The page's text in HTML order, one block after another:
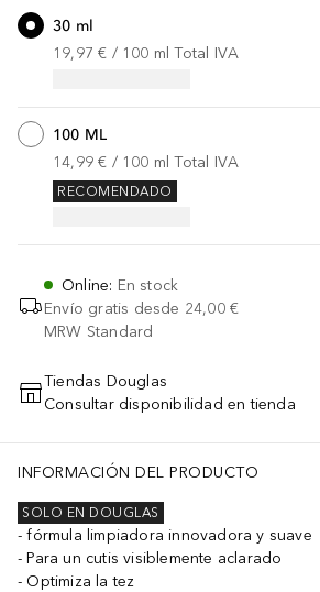
30 ml
19,97 € / 100 ml Total IVA
100 ML
14,99 € / 100 ml Total IVA
RECOMENDADO
Online: En stock
Envío gratis desde 24,00 €
MRW Standard
AÑADIR AL CARRITO
Tiendas Douglas
Consultar disponibilidad en tienda
INFORMACIÓN DEL PRODUCTO
SOLO EN DOUGLAS
fórmula limpiadora innovadora y suave
Para un cutis visiblemente aclarado
Optimiza la tez